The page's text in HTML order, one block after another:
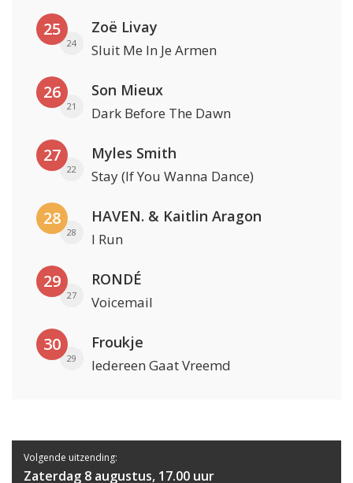
25
24
Zoë Livay
Sluit Me In Je Armen
26
21
Son Mieux
Dark Before The Dawn
27
22
Myles Smith
Stay (If You Wanna Dance)
28
28
HAVEN. & Kaitlin Aragon
I Run
29
27
RONDÉ
Voicemail
30
29
Froukje
Iedereen Gaat Vreemd
Volgende uitzending:
Zaterdag 8 augustus, 17.00 uur